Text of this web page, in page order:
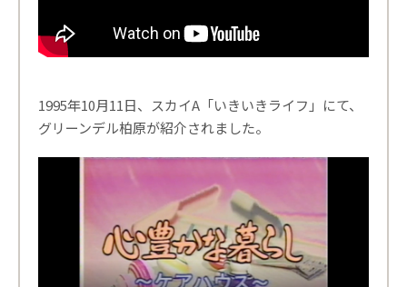
1995年10月11日、スカイA「いきいきライフ」にて、
グリーンデル柏原が紹介されました。